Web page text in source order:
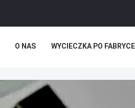
O NAS WYCIECZKA PO FABRYCE